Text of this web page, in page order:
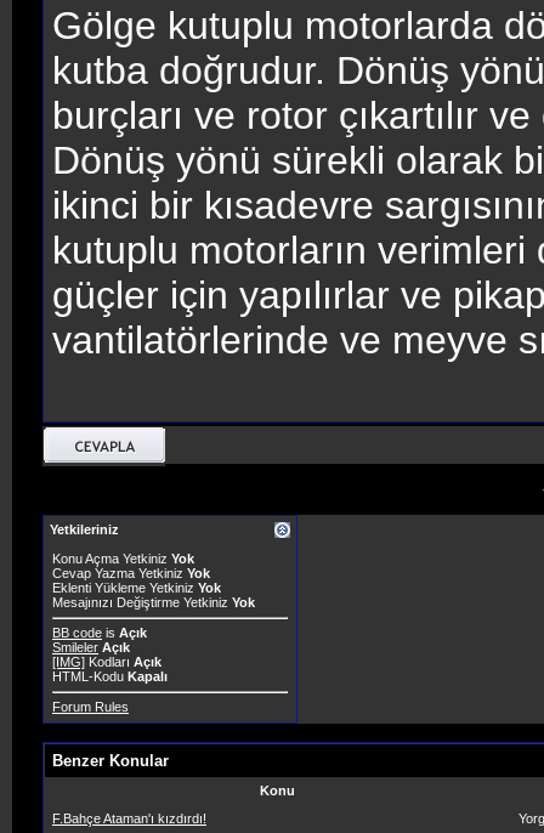
Gölge kutuplu motorlarda
kutba doğrudur. Dönüş
burçları ve rotor çıkartılır
Dönüş yönü sürekli olarak
ikinci bir kısadevre
kutuplu motorların
güçler için yapılırlar ve
vantilatörlerinde ve meyve
Yetkileriniz
Konu Açma Yetkiniz Yok
Cevap Yazma Yetkiniz Yok
Eklenti Yükleme Yetkiniz Yok
Mesajınızı Değiştirme Yetkiniz Yok
BB code is Açık
Smileler Açık
[IMG] Kodları Açık
HTML-Kodu Kapalı
Forum Rules
Benzer Konular
Konu
F.Bahçe Ataman'ı kızdırdı!